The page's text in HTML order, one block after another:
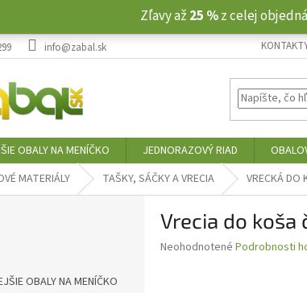
Zľavy až 25 %z celej
info@zabal.sk
OBALY NA MENÍČKO JEDNORAZOVÝ RIAD
MATERIÁLY TAŠKY, SÁČKY A VRECIA VRECKÁ DO
OBALY NA MENÍČKO
Vrecia do koša
Priemerné
Neohodnotené Podrobnosti